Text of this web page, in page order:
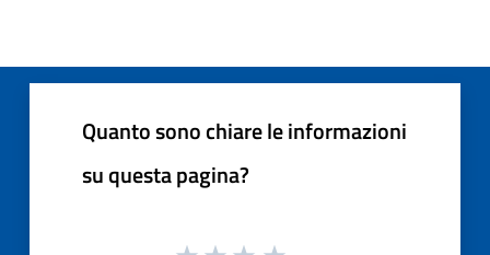
Quanto sono chiare le informazioni
su questa pagina?